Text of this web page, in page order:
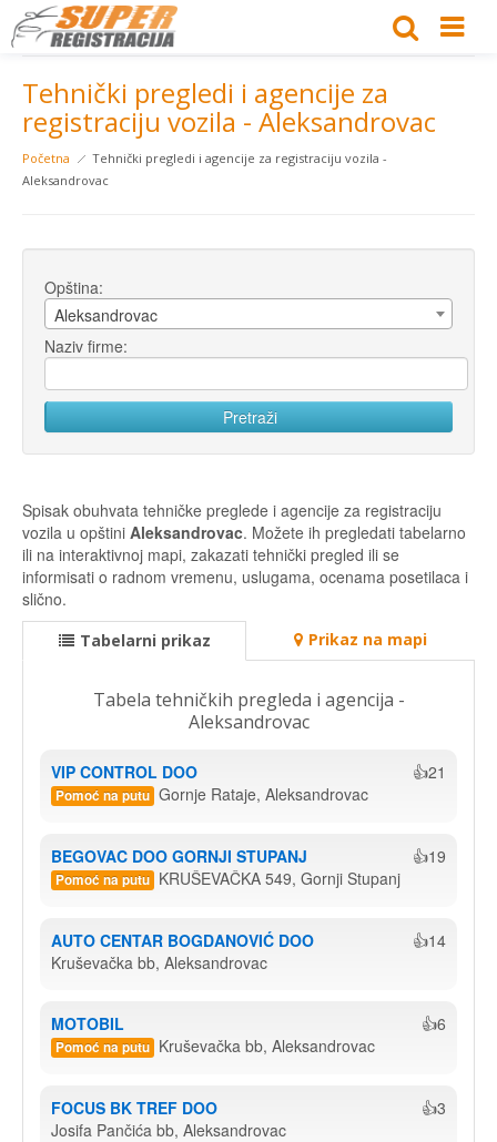
Tehnički pregledi i agencije za
registraciju vozila - Aleksandrovac
Početna
Tehnički pregledi i agencije za registraciju vozila -
Aleksandrovac
Opština:
Aleksandrovac
Naziv firme:
Spisak obuhvata tehničke preglede i agencije za registraciju
vozila u opštini Aleksandrovac. Možete ih pregledati tabelarno
ili na interaktivnoj mapi, zakazati tehnički pregled ili se
informisati o radnom vremenu, uslugama, ocenama posetilaca i
slično.
Tabelarni prikaz Prikaz na mapi
Tabela tehničkih pregleda i agencija -
Aleksandrovac
VIP CONTROL DOO 👍21
Pomoć na putu Gornje Rataje, Aleksandrovac
BEGOVAC DOO GORNJI STUPANJ 👍19
Pomoć na putu KRUŠEVAČKA 549, Gornji Stupanj
AUTO CENTAR BOGDANOVIĆ DOO
👍14
Kruševačka bb, Aleksandrovac
MOTOBIL 👍6
Pomoć na putu Kruševačka bb, Aleksandrovac
FOCUS BK TREF DOO
👍3
Josifa Pančića bb, Aleksandrovac